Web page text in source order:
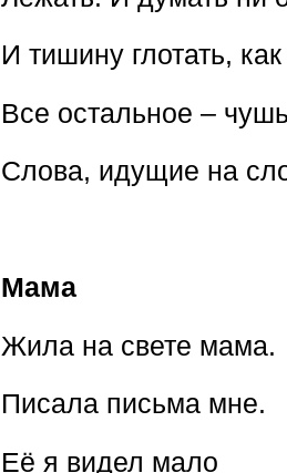
И тишину глотать,
Все остальное –
Слова, идущие на
Мама
Жила на свете мама.
Писала письма мне.
Её я видел мало